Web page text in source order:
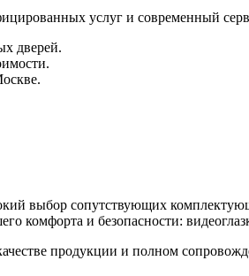
услуг и современный
дверей.
выбор сопутствующих
комфорта и безопасности:
продукции и полном